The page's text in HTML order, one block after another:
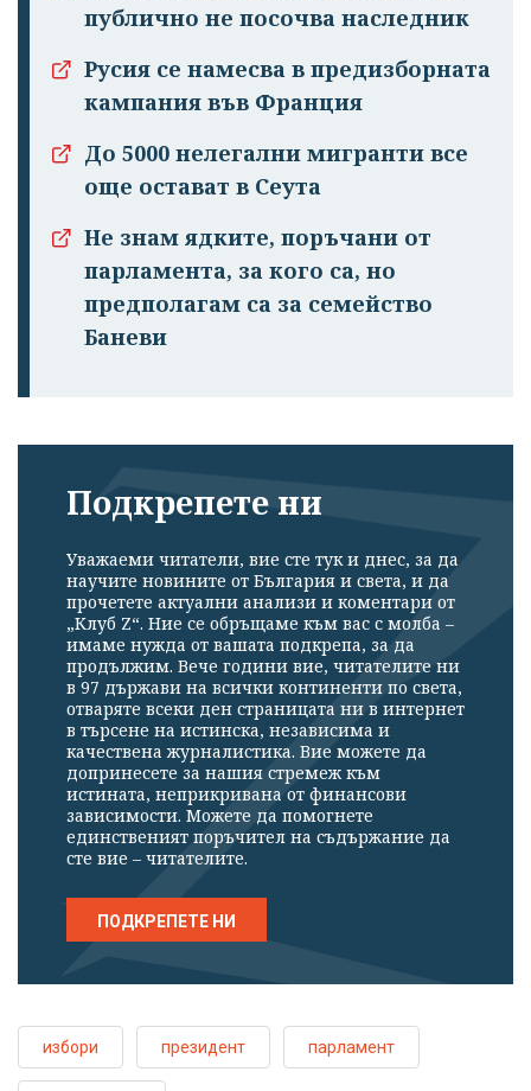
публично не посочва наследник
Русия се намесва в предизборната
кампания във Франция
До 5000 нелегални мигранти все
още остават в Сеута
Не знам ядките, поръчани от
парламента, за кого са, но
предполагам са за семейство
Баневи
Подкрепете ни
Уважаеми читатели, вие сте тук и днес, за да
научите новините от България и света, и да
прочетете актуални анализи и коментари от
„Клуб Z“. Ние се обръщаме към вас с молба –
имаме нужда от вашата подкрепа, за да
продължим. Вече години вие, читателите ни
в 97 държави на всички континенти по света,
отваряте всеки ден страницата ни в интернет
в търсене на истинска, независима и
качествена журналистика. Вие можете да
допринесете за нашия стремеж към
истината, неприкривана от финансови
зависимости. Можете да помогнете
единственият поръчител на съдържание да
сте вие – читателите.
ПОДКРЕПЕТЕ НИ
избори президент парламент